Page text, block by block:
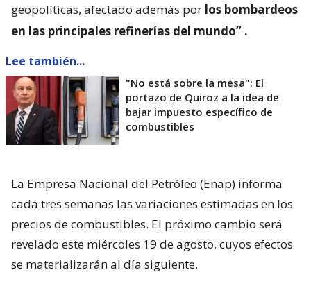
geopolíticas, afectado además por los bombardeos
en las principales refinerías del mundo” .
Lee también...
"No está sobre la mesa": El
portazo de Quiroz a la idea de
bajar impuesto específico de
combustibles
La Empresa Nacional del Petróleo (Enap) informa
cada tres semanas las variaciones estimadas en los
precios de combustibles. El próximo cambio será
revelado este miércoles 19 de agosto, cuyos efectos
se materializarán al día siguiente.